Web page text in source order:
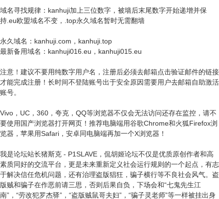
域名寻找规律：kanhuji加上三位数字，被墙后末尾数字开始递增并保
持.eu欧盟域名不变，.top永久域名暂时无需翻墙
永久域名：kanhuji.com，kanhuji.top
最新备用域名：kanhuji016.eu，kanhuji015.eu
注意！建议不要用纯数字用户名，注册后必须去邮箱点击验证邮件的链接
才能完成注册！长时间不登陆账号出于安全原因需要用户去邮箱自助激活
账号。
Vivo，UC，360，夸克，QQ等浏览器不仅会无法访问还存在监控，请不
要使用国产浏览器打开网页！推荐电脑端用谷歌Chrome和火狐Firefox浏
览器，苹果用Safari，安卓同电脑端再加一个X浏览器！
我是论坛站长猪斯克 - P1SLAVE，侃胡姬论坛不仅是优质原创作者和高
素质同好的交流平台，更是未来重新定义社会运行规则的一个起点，有志
于解决信任危机问题，还有治理盗版猖狂，骗子横行等不良社会风气。盗
版贼和骗子在作恶前请三思，否则后果自负，下场会和“七鬼先生江
南”，“劳改犯罗杰驿”，“盗版贼鼠哥夫妇”，“骗子灵老师”等一样被挂出身